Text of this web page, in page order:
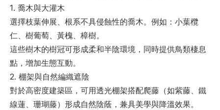
1. 喬木與大灌木
選擇枝葉伸展、根系不具侵蝕性的喬木。例如：小葉欖
仁、樹葡萄、黃槐、樟樹。
這些樹木的樹冠可形成柔和半陰環境，同時提供鳥類棲息
點，增加生態互動。
2. 棚架與自然編織遮陰
對於高密度建築區，可用透光棚架搭配爬藤（如紫藤、鐵
線蓮、珊瑚藤）形成自然陰蔭，兼具美學與降溫效果。